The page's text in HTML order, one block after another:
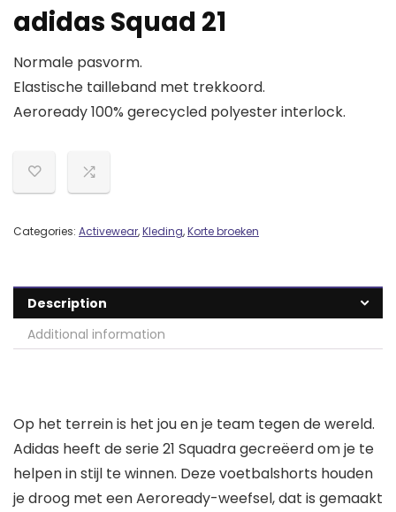
adidas Squad 21
Normale pasvorm.
Elastische tailleband met trekkoord.
Aeroready 100% gerecycled polyester interlock.
Categories: Activewear,Kleding,Korte broeken
Description
Additional information
Op het terrein is het jou en je team tegen de wereld.
Adidas heeft de serie 21 Squadra gecreëerd om je te
helpen in stijl te winnen. Deze voetbalshorts houden
je droog met een Aeroready-weefsel, dat is gemaakt